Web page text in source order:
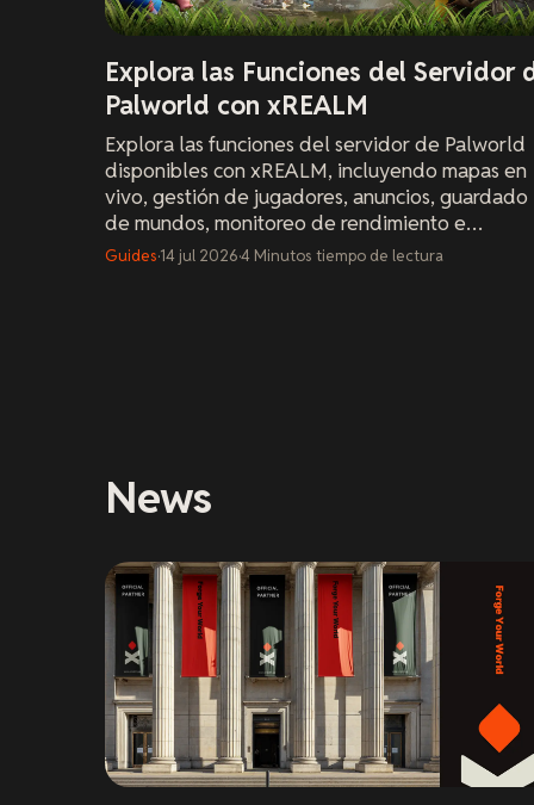
Explora las Funciones del Servidor
Palworld con xREALM
Explora las funciones del servidor de Palworld
disponibles con xREALM, incluyendo mapas en
vivo, gestión de jugadores, anuncios, guardado
de mundos, monitoreo de rendimiento e
instalación fácil de mods.
Guides·14 jul 2026·4 Minutos tiempo de lectura
News